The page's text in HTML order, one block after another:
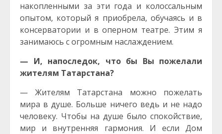
накопленными за эти года и колоссальным
опытом, который я приобрела, обучаясь и в
консерватории и в оперном театре. Этим я
занимаюсь с огромным наслаждением.
— И, напоследок, что бы Вы пожелали
жителям Татарстана?
— Жителям Татарстана можно пожелать
мира в душе. Больше ничего ведь и не надо
человеку. Чтобы на душе было спокойствие,
мир и внутренняя гармония. И если Дом